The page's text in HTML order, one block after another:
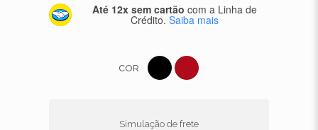
Até 12x sem cartão com a Linha de
Crédito. Saiba mais
COR
Simulação de frete